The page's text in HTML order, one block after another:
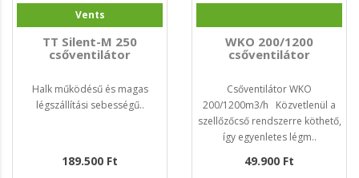
Vents
TT Silent-M 250
csőventilátor
Halk működésű és magas
légszállítási sebességű..
189.500 Ft
WKO 200/1200
csőventilátor
Csőventilátor WKO
200/1200m3/h Közvetlenül a
szellőzőcső rendszerre köthető,
így egyenletes légm..
49.900 Ft